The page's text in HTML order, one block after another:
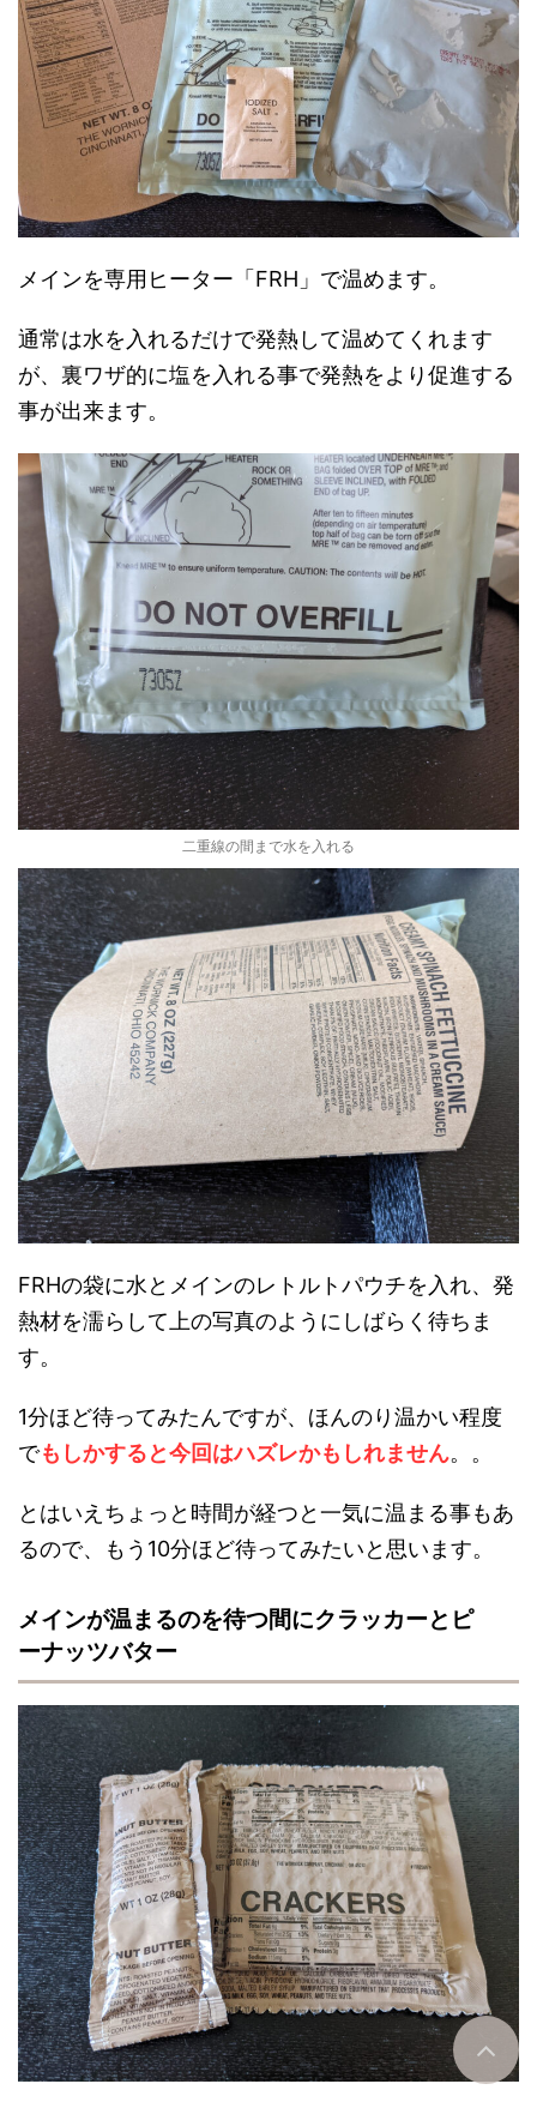
メインを専用ヒーター「FRH」で温めます。
通常は水を入れるだけで発熱して温めてくれます
が、裏ワザ的に塩を入れる事で発熱をより促進する
事が出来ます。
二重線の間まで水を入れる
FRHの袋に水とメインのレトルトパウチを入れ、発
熱材を濡らして上の写真のようにしばらく待ちま
す。
1分ほど待ってみたんですが、ほんのり温かい程度
でもしかすると今回はハズレかもしれません。。
とはいえちょっと時間が経つと一気に温まる事もあ
るので、もう10分ほど待ってみたいと思います。
メインが温まるのを待つ間にクラッカーとピ
ーナッツバター